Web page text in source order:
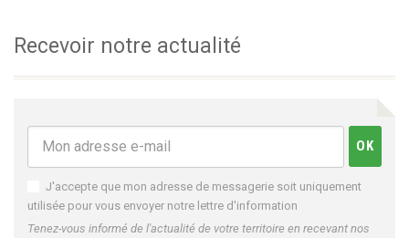
Recevoir notre actualité
J'accepte que mon adresse de messagerie soit uniquement
utilisée pour vous envoyer notre lettre d'information
Tenez-vous informé de l'actualité de votre territoire en recevant nos